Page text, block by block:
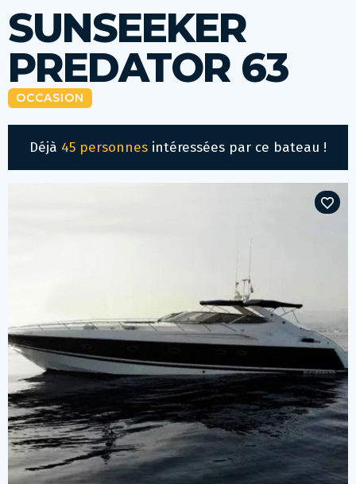
SUNSEEKER
PREDATOR 63
OCCASION
Déjà 45 personnes intéressées par ce bateau !